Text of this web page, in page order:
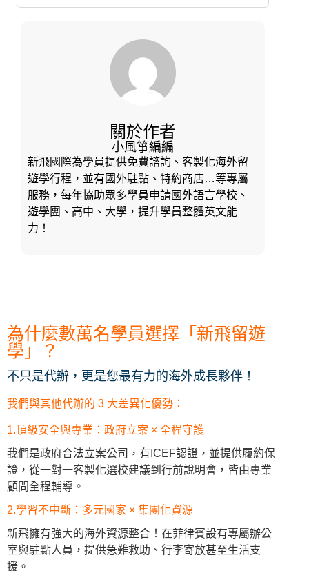
關於作者
小風箏編編
新飛國際為學員提供免費諮詢、客製化海外留
遊學行程，並有國外駐點、特約商店…等專屬
服務，每年協助眾多學員申請國外語言學校、
遊學團、高中、大學，提升學員整體英文能
力！
為什麼數萬名學員選擇「新飛留遊
學」？
不只是代辦，更是您最有力的海外成長夥伴！
我們與其他代辦的 3 大差異化優勢：
1.頂級安全與專業：政府立案 × 全程守護
我們是政府合法立案公司，有ICEF認證，並提供履約保
證，從一對一客製化選校建議到行前說明會，皆由專業
顧問全程輔導。
2.學習不中斷：多元國家 × 集團化資源
新飛擁有強大的海外資源整合！在菲律賓設有專屬辦公
室與駐點人員，提供急難救助、行李寄放甚至生活支
援。